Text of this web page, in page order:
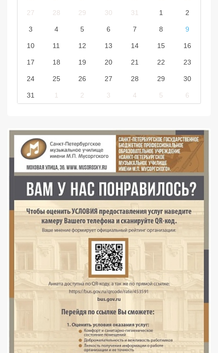
27 28 29 30 31 1 2
3 4 5 6 7 8 9
10 11 12 13 14 15 16
17 18 19 20 21 22 23
24 25 26 27 28 29 30
31 1 2 3 4 5 6